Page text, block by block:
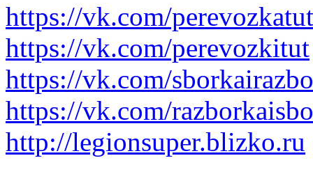
https://vk.com/perevozkatut
https://vk.com/perevozkitut
https://vk.com/
https://vk.com/
http://legionsuper.blizko.ru